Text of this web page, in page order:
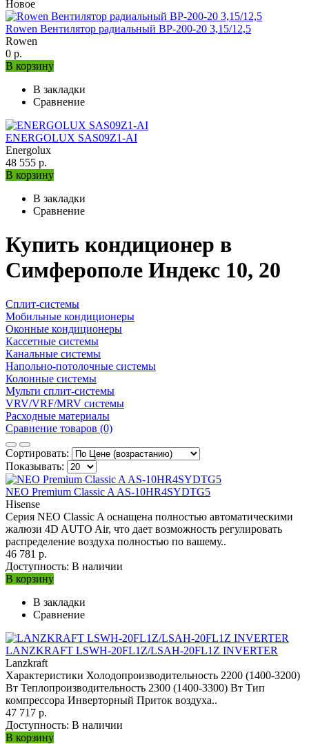
Новое
Rowen Вентилятор радиальный ВР-200-20 3,15/12,5
Rowen
0 р.
В корзину
В закладки
Сравнение
ENERGOLUX SAS09Z1-AI
Energolux
48 555 р.
В корзину
В закладки
Сравнение
Купить кондиционер в
Симферополе Индекс 10, 20
Сплит-системы
Мобильные кондиционеры
Оконные кондиционеры
Кассетные системы
Канальные системы
Напольно-потолочные системы
Колонные системы
Мульти сплит-системы
VRV/VRF/MRV системы
Расходные материалы
Сравнение товаров (0)
Сортировать:
Показывать:
NEO Premium Classic A AS-10HR4SYDTG5
Hisense
Серия NEO Classic A оснащена полностью автоматическими
жалюзи 4D AUTO Air, что дает возможность регулировать
распределение воздуха полностью по вашему..
46 781 р.
Доступность: В наличии
В корзину
В закладки
Сравнение
LANZKRAFT LSWH-20FL1Z/LSAH-20FL1Z INVERTER
Lanzkraft
Характеристики Холодопроизводительность 2200 (1400-3200)
Вт Теплопроизводительность 2300 (1400-3300) Вт Тип
компрессора Инверторный Приток воздуха..
47 717 р.
Доступность: В наличии
В корзину